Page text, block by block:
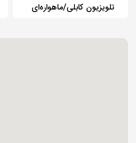
تلویزیون کابلی/ماهواره‌ای